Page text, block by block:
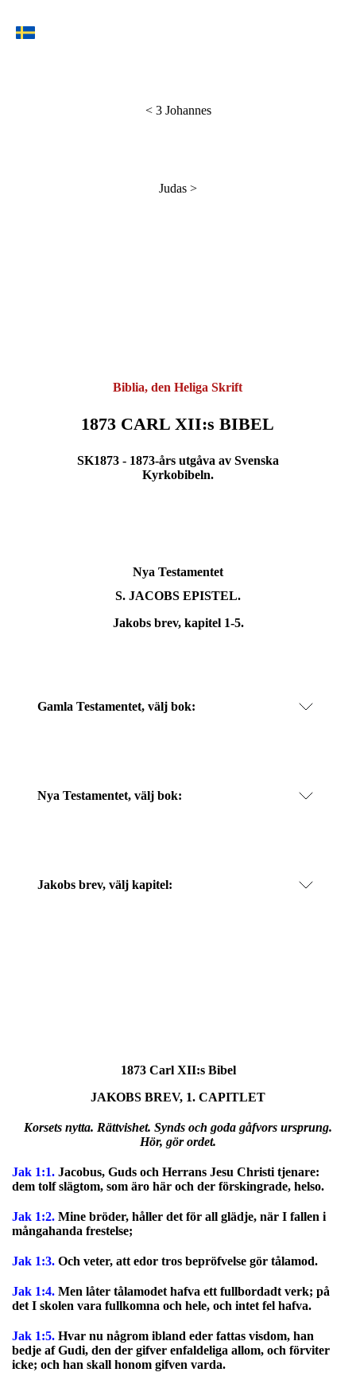
< 3 Johannes
Judas >
Biblia, den Heliga Skrift
1873 CARL XII:s BIBEL
SK1873 - 1873-års utgåva av Svenska
Kyrkobibeln.
Nya Testamentet
S. JACOBS EPISTEL.
Jakobs brev, kapitel 1-5.
Gamla Testamentet, välj bok:
Nya Testamentet, välj bok:
Jakobs brev, välj kapitel:
1873 Carl XII:s Bibel
JAKOBS BREV, 1. CAPITLET
Korsets nytta. Rättvishet. Synds och goda gåfvors ursprung.
Hör, gör ordet.
Jak 1:1. Jacobus, Guds och Herrans Jesu Christi tjenare:
dem tolf slägtom, som äro här och der förskingrade, helso.
Jak 1:2. Mine bröder, håller det för all glädje, när I fallen i
mångahanda frestelse;
Jak 1:3. Och veter, att edor tros bepröfvelse gör tålamod.
Jak 1:4. Men låter tålamodet hafva ett fullbordadt verk; på
det I skolen vara fullkomna och hele, och intet fel hafva.
Jak 1:5. Hvar nu någrom ibland eder fattas visdom, han
bedje af Gudi, den der gifver enfaldeliga allom, och förviter
icke; och han skall honom gifven varda.